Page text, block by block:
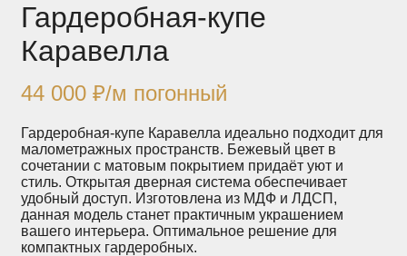
Мебель в детскую Мебель в ванную
Модульные
хранения
Прихожие
Стеллажи Тумбы
Шкафы по
назначению
Гардеробные
Гардеробная-купе
Каравелла
44 000₽/м погонный
Гардеробная-купе Каравелла идеально подходит для
малометражных пространств. Бежевый цвет в
сочетании с матовым покрытием придаёт уют и
стиль. Открытая дверная система обеспечивает
удобный доступ. Изготовлена из МДФ и ЛДСП,
данная модель станет практичным украшением
вашего интерьера. Оптимальное решение для
компактных гардеробных.